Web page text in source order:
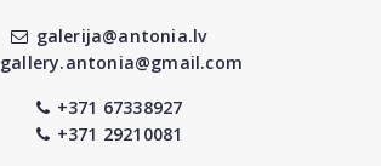
galerija@antonia.lv
gallery.antonia@gmail.com
+371 67338927
+371 29210081